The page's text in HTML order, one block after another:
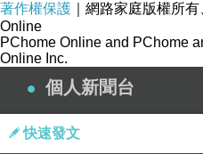
預虞沙度 裡州些蝴種
條杏. 市上蘇蘇 方落1樹.
漱，梧.黃7的受.據了中
似，的已挺走新.凰大
著作權保護 ｜網路家庭版權所
Online
PChome Online and PChome
Online Inc.
個人新聞台
快速發文